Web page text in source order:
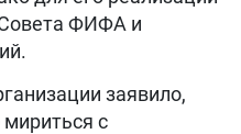
ФИФА и
заявило,
с